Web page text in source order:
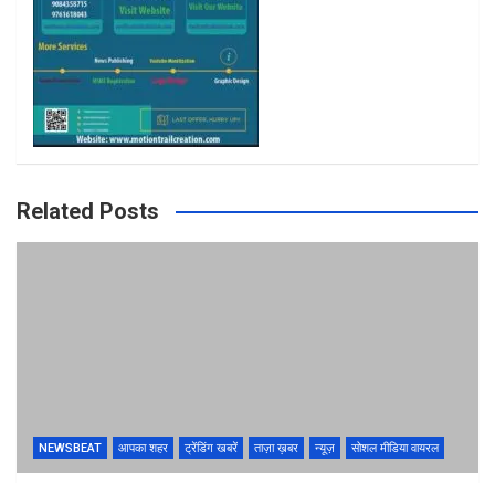
Related Posts
NEWSBEAT आपका शहर ट्रेंडिंग खबरें ताज़ा ख़बर न्यूज़ सोशल मीडिया वायरल